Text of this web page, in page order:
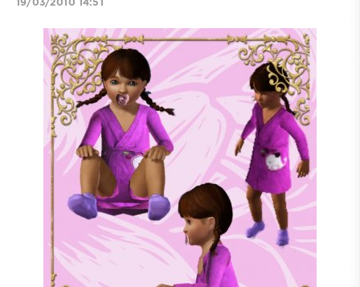
19/03/2010 14:51